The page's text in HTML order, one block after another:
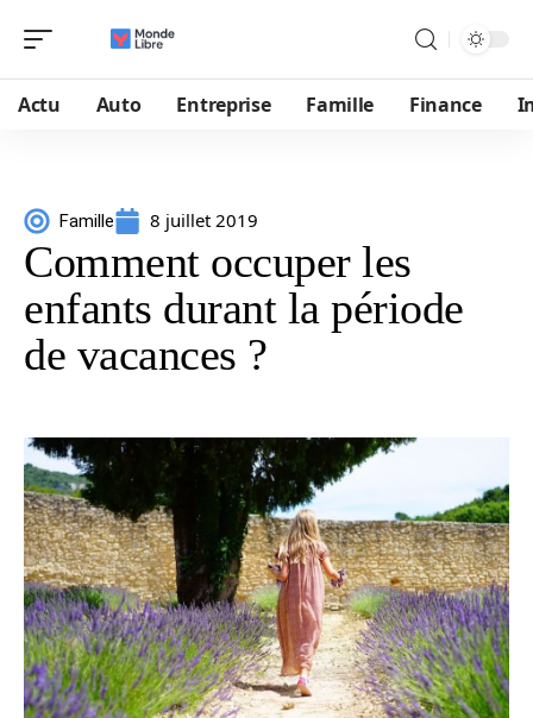
Actu Auto Entreprise Famille Finance
Famille 8 juillet 2019
Comment occuper les
enfants durant la période
de vacances ?